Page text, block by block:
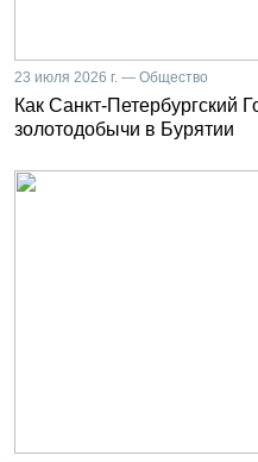
23 июля 2026 г. — Общество
Как Санкт-Петербургский
золотодобычи в Бурятии